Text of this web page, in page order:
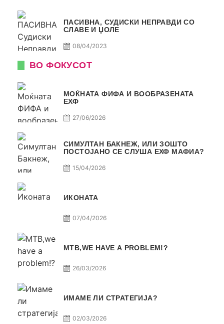
ПАСИВНА, СУДИСКИ НЕПРАВДИ СО
СЛАВЕ И ЏОЛЕ
08/04/2023
ВО ФОКУСОТ
МОЌНАТА ФИФА И ВООБРАЗЕНАТА
ЕХФ
27/06/2026
СИМУЛТАН БАКНЕЖ, ИЛИ ЗОШТО
ПОСТОЈАНО СЕ СЛУША ЕХФ МАФИА?
15/04/2026
ИКОНАТА
07/04/2026
МТВ,WE HAVE A PROBLEM!?
26/03/2026
ИМАМЕ ЛИ СТРАТЕГИЈА?
02/03/2026